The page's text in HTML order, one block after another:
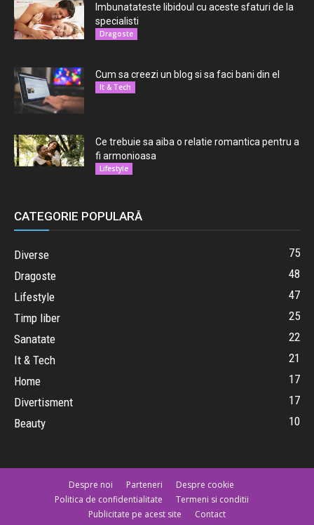
Imbunatateste libidoul cu aceste sfaturi de la
specialisti
Dragoste
Cum sa creezi un blog si sa faci bani din el
It & Tech
Ce trebuie sa aiba o relatie romantica pentru a
fi armonioasa
Lifestyle
CATEGORIE POPULARĂ
Diverse
75
Dragoste
48
Lifestyle
47
Timp liber
25
Sanatate
22
It & Tech
21
Home
17
Divertisment
17
Beauty
10
Despre noi Parteneri
Despre cookie
Politica de confidentialitate
Termeni si conditii
Publicitate pe acest site
Contact